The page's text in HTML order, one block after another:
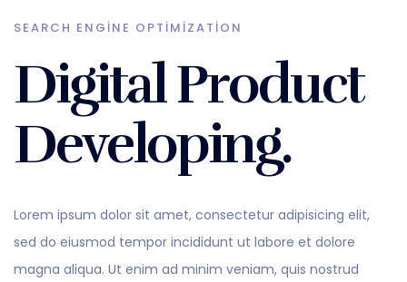
SEARCH ENGINE OPTIMIZATION
Digital Product
Developing.
Lorem ipsum dolor sit amet, consectetur adipisicing elit,
sed do eiusmod tempor incididunt ut labore et dolore
magna aliqua. Ut enim ad minim veniam, quis nostrud